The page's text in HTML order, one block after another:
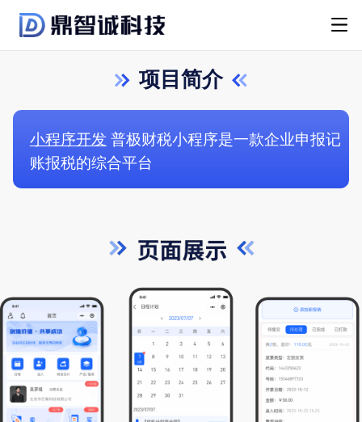
项目简介
小程序开发普极财税小程序是一款企业申报记
账报税的综合平台